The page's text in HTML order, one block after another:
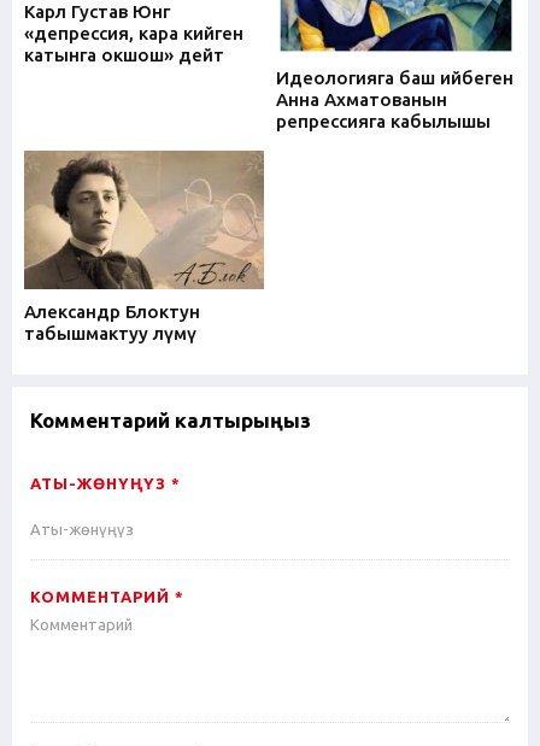
Карл Густав Юнг
«депрессия, кара кийген
катынга окшош» дейт
Идеологияга баш ийбеген
Анна Ахматованын
репрессияга кабылышы
Александр Блоктун
табышмактуу өлүмү
Комментарий калтырыңыз
АТЫ-ЖӨНҮҢҮЗ *
КОММЕНТАРИЙ *